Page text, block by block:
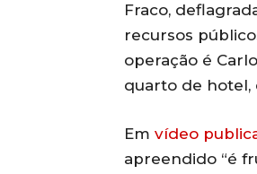
Fraco,
recursos
operação é
quarto de hotel,
Em vídeo
apreendido “é